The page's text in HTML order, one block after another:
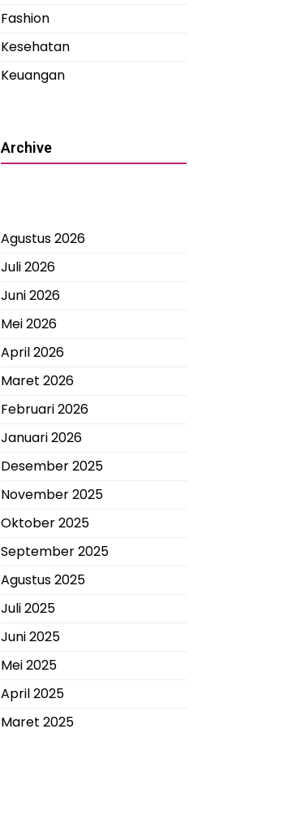
Fashion
Kesehatan
Keuangan
Archive
Agustus 2026
Juli 2026
Juni 2026
Mei 2026
April 2026
Maret 2026
Februari 2026
Januari 2026
Desember 2025
November 2025
Oktober 2025
September 2025
Agustus 2025
Juli 2025
Juni 2025
Mei 2025
April 2025
Maret 2025